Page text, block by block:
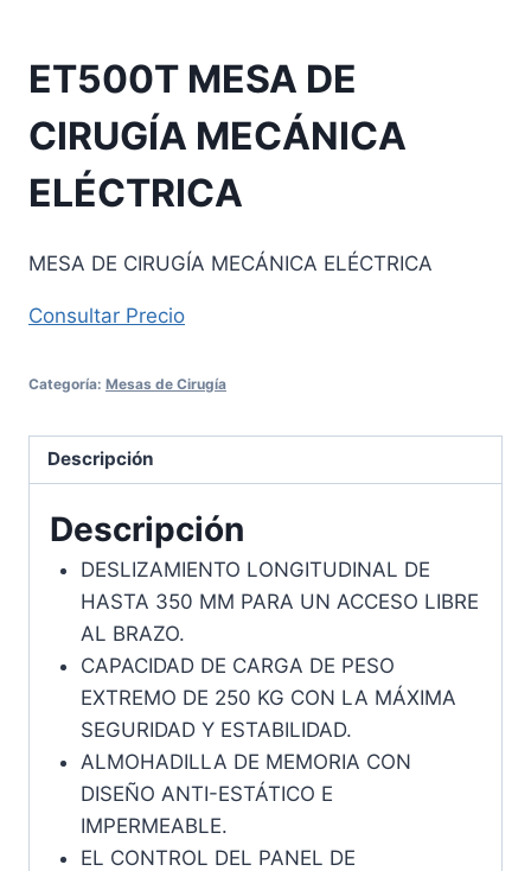
ET500T MESA DE
CIRUGÍA MECÁNICA
ELÉCTRICA
MESA DE CIRUGÍA MECÁNICA ELÉCTRICA
Consultar Precio
Categoría: Mesas de Cirugía
Descripción
Descripción
DESLIZAMIENTO LONGITUDINAL DE
HASTA 350 MM PARA UN ACCESO LIBRE
AL BRAZO.
CAPACIDAD DE CARGA DE PESO
EXTREMO DE 250 KG CON LA MÁXIMA
SEGURIDAD Y ESTABILIDAD.
ALMOHADILLA DE MEMORIA CON
DISEÑO ANTI-ESTÁTICO E
IMPERMEABLE.
EL CONTROL DEL PANEL DE